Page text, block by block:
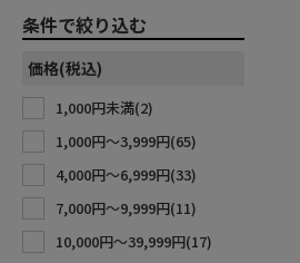
条件で絞り込む
価格(税込)
1,000円未満(2)
1,000円〜3,999円(65)
4,000円〜6,999円(33)
7,000円〜9,999円(11)
10,000円〜39,999円(17)